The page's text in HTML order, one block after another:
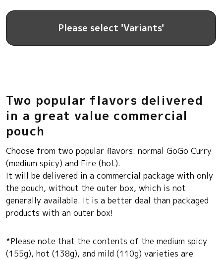
Please select 'Variants'
Two popular flavors delivered
in a great value commercial
pouch
Choose from two popular flavors: normal GoGo Curry
(medium spicy) and Fire (hot).
It will be delivered in a commercial package with only
the pouch, without the outer box, which is not
generally available. It is a better deal than packaged
products with an outer box!
*Please note that the contents of the medium spicy
(155g), hot (138g), and mild (110g) varieties are